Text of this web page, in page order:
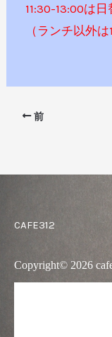
11:30-13:00は
（ランチ以外
前
CAFE312
Copyright© 2026